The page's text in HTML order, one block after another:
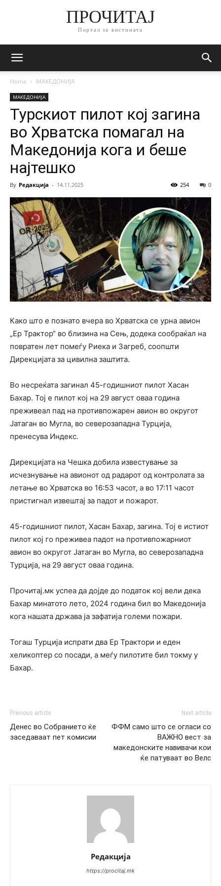
ПРОЧИТАЈ
Портал за вистината
Home МАКЕДОНИЈА
МАКЕДОНИЈА
Турскиот пилот кој загина
во Хрватска помагал на
Македонија кога и беше
најтешко
By Редакција - 14.11.2025 0
254
Како што е познато вчера во Хрватска се урна авион
„Ер Трактор“ во близина на Сењ, додека сообраќал на
повратен лет помеѓу Риека и Загреб, соопшти
Дирекцијата за цивилна заштита.
Во несреќата загинал 45-годишниот пилот Хасан
Бахар. Тој е пилот кој на 29 август оваа година
преживеал пад на противпожарен авион во округот
Јатаган во Мугла, во северозападна Турција,
пренесува Индекс.
Дирекцијата на Чешка добила известување за
исчезнување на авионот од радарот од контролата за
летање во Хрватска во 16:53 часот, а во 17:11 часот
пристигнал извештај за падот и пожарот.
45-годишниот пилот, Хасан Бахар, загина. Тој е истиот
пилот кој го преживеа падот на противпожарниот
авион во округот Јатаган во Мугла, во северозападна
Турција, на 29 август оваа година.
Прочитај.мк успеа да дојде до податок кој вели дека
Бахар минатото лето, 2024 година бил во Македонија
кога нашата држава ја зафатија големи пожари.
Тогаш Турција испрати два Ер Трактори и еден
хеликоптер со посади, а меѓу пилотите бил токму у
Бахар.
Previous article
Денес во Собранието ќе
заседаваат пет комисии
Next article
ФФМ само што се огласи со
ВАЖНО вест за
македонските навивачи кои
ќе патуваат во Велс
Редакција
https://procitaj.mk